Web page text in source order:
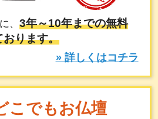
、3年～10年までの無料
おります。
» 詳しくはコチラ
こでもお仏壇